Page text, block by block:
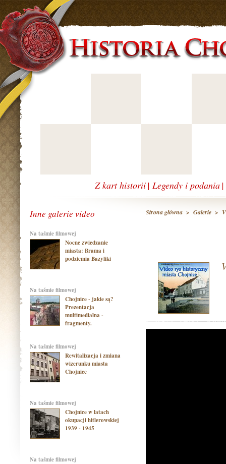
Z kart historii | Legendy i podania |
Inne galerie video
na taśmie filmowej
Nocne zwiedzanie
miasta: Brama i
podziemia Bazyliki
na taśmie filmowej
Chojnice - jakie są?
Prezentacja
multimedialna -
fragmenty.
na taśmie filmowej
Rewitalizacja i zmiana
wizerunku miasta
Chojnice
na taśmie filmowej
Chojnice w latach
okupacji hitlerowskiej
1939 - 1945
na taśmie filmowej
Strona główna > Galerie >